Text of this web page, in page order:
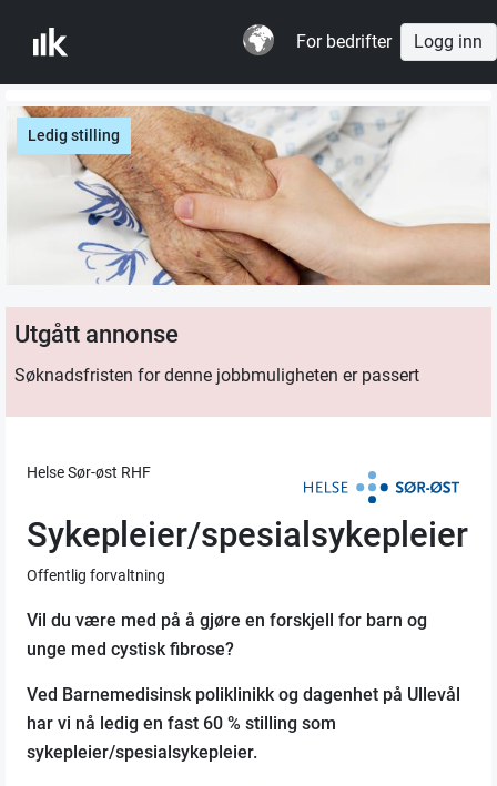
For bedrifter Logg inn
Ledig stilling
Utgått annonse
Søknadsfristen for denne jobbmuligheten er passert
Helse Sør-øst RHF
Sykepleier/spesialsykepleier
Offentlig forvaltning
Vil du være med på å gjøre en forskjell for barn og
unge med cystisk fibrose?
Ved Barnemedisinsk poliklinikk og dagenhet på Ullevål
har vi nå ledig en fast 60 % stilling som
sykepleier/spesialsykepleier.